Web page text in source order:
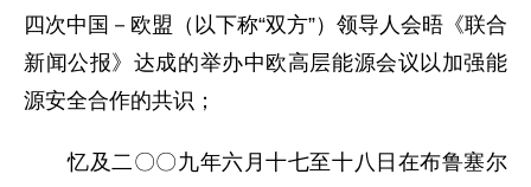
四次中国－欧盟（以下称“双方”）领导人会晤《联合
新闻公报》达成的举办中欧高层能源会议以加强能
源安全合作的共识；
忆及二〇〇九年六月十七至十八日在布鲁塞尔